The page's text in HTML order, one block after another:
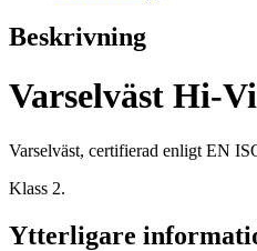
Beskrivning
Varselväst Hi-
Varselväst, certifierad enligt EN
Klass 2.
Ytterligare